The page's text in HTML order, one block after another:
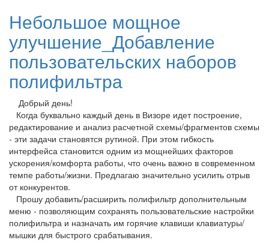
Небольшое мощное
улучшение_Добавление
пользовательских наборов
полифильтра
Добрый день!
Когда буквально каждый день в Визоре идет построение,
редактирование и анализ расчетной схемы/фрагментов схемы
- эти задачи становятся рутиной. При этом гибкость
интерфейса становится одним из мощнейших факторов
ускорения/комфорта работы, что очень важно в современном
темпе работы/жизни. Предлагаю значительно усилить отрыв
от конкурентов.
Прошу добавить/расширить полифильтр дополнительным
меню - позволяющим сохранять пользовательские настройки
полифильтра и назначать им горячие клавиши клавиатуры/
мышки для быстрого срабатывания.